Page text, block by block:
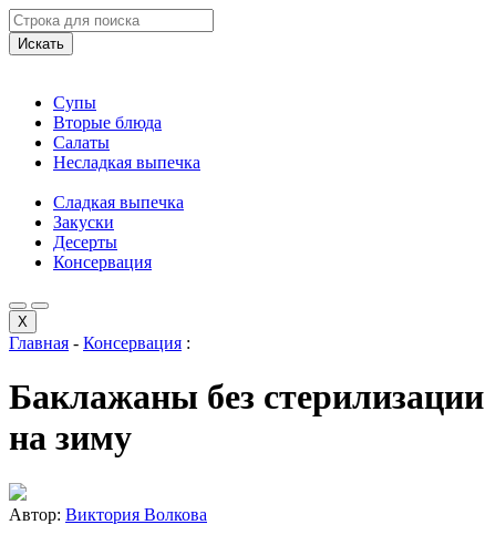
Искать
Супы
Вторые блюда
Салаты
Несладкая выпечка
Сладкая выпечка
Закуски
Десерты
Консервация
X
Главная - Консервация :
Баклажаны без стерилизации
на зиму
Автор: Виктория Волкова